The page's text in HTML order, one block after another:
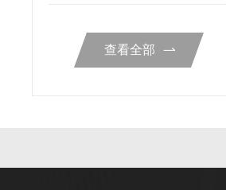
查看全部